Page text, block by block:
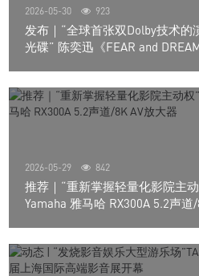
2026-05-30 923
发布｜“全球首张双Dolby技术的
光碟” 陈奕迅《FEAR and
2026-05-29 842
推荐｜“重新掌握轻量化影院主
Yamaha 雅马哈 RX300A 5.2声道/